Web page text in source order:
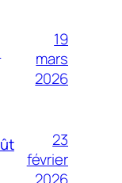
19
mars
2026
23
février